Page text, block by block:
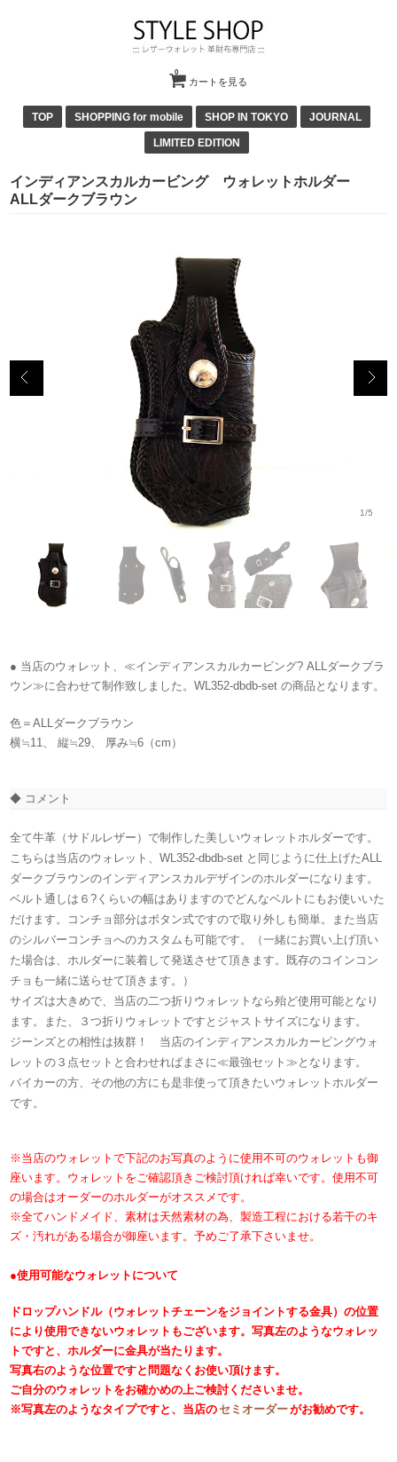
カートを見る
0
TOP SHOPPING for mobile SHOP IN TOKYO JOURNAL
LIMITED EDITION
インディアンスカルカービング ウォレットホルダー
ALLダークブラウン
1/5
● 当店のウォレット、≪インディアンスカルカービング? ALLダークブラ
ウン≫に合わせて制作致しました。WL352-dbdb-set の商品となります。
色＝ALLダークブラウン
横≒11、 縦≒29、 厚み≒6（cm）
◆ コメント
全て牛革（サドルレザー）で制作した美しいウォレットホルダーです。
こちらは当店のウォレット、WL352-dbdb-set と同じように仕上げたALL
ダークブラウンのインディアンスカルデザインのホルダーになります。
ベルト通しは６?くらいの幅はありますのでどんなベルトにもお使いいた
だけます。コンチョ部分はボタン式ですので取り外しも簡単。また当店
のシルバーコンチョへのカスタムも可能です。（一緒にお買い上げ頂い
た場合は、ホルダーに装着して発送させて頂きます。既存のコインコン
チョも一緒に送らせて頂きます。）
サイズは大きめで、当店の二つ折りウォレットなら殆ど使用可能となり
ます。また、３つ折りウォレットですとジャストサイズになります。
ジーンズとの相性は抜群！ 当店のインディアンスカルカービングウォ
レットの３点セットと合わせればまさに≪最強セット≫となります。
バイカーの方、その他の方にも是非使って頂きたいウォレットホルダー
です。
※当店のウォレットで下記のお写真のように使用不可のウォレットも御
座います。ウォレットをご確認頂きご検討頂ければ幸いです。使用不可
の場合はオーダーのホルダーがオススメです。
※全てハンドメイド、素材は天然素材の為、製造工程における若干のキ
ズ・汚れがある場合が御座います。予めご了承下さいませ。
●使用可能なウォレットについて
ドロップハンドル（ウォレットチェーンをジョイントする金具）の位置
により使用できないウォレットもございます。写真左のようなウォレッ
トですと、ホルダーに金具が当たります。
写真右のような位置ですと問題なくお使い頂けます。
ご自分のウォレットをお確かめの上ご検討くださいませ。
※写真左のようなタイプですと、当店の セミオーダーがお勧めです。